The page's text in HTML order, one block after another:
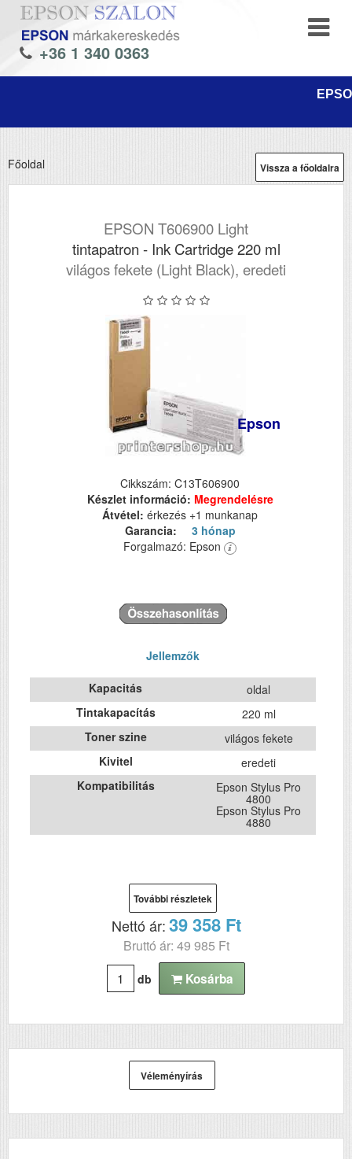
+36 1 340 0363
Vissza a főoldalra
Főoldal
EPSON T606900 Light
tintapatron - Ink Cartridge 220 ml
világos fekete (Light Black), eredeti
Epson
Cikkszám: C13T606900
Készlet információ: Megrendelésre
Átvétel: érkezés +1 munkanap
Garancia:
3 hónap
Forgalmazó: Epson
Jellemzők
Kapacitás
oldal
Tintakapacítás
220 ml
Toner szine
világos fekete
Kivitel
eredeti
Kompatibilitás
Epson Stylus Pro
4800
Epson Stylus Pro
4880
További részletek
Nettó ár:39 358 Ft
Bruttó ár: 49 985 Ft
db Kosárba
Véleményírás